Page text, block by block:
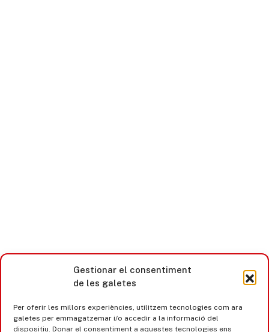
Gestionar el consentiment
de les galetes
Per oferir les millors experiències, utilitzem tecnologies com ara
galetes per emmagatzemar i/o accedir a la informació del
dispositiu. Donar el consentiment a aquestes tecnologies ens